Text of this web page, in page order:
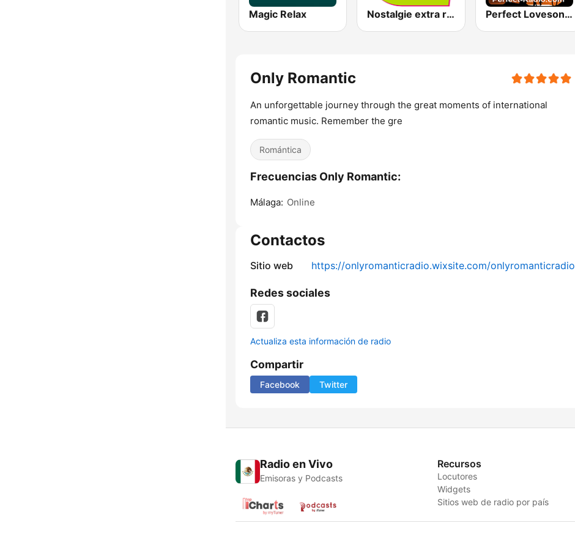
Magic Relax Nostalgie extra relax Perfect Lovesongs
Only Romantic
An unforgettable journey through the great moments of international
romantic music. Remember the gre
Romántica
Frecuencias Only Romantic:
Málaga: Online
Contactos
Sitio web https://onlyromanticradio.wixsite.com/onlyromanticradio
Redes sociales
Actualiza esta información de radio
Compartir
Facebook Twitter
Radio en Vivo
Emisoras y Podcasts
Recursos
Locutores
Widgets
Sitios web de radio por país